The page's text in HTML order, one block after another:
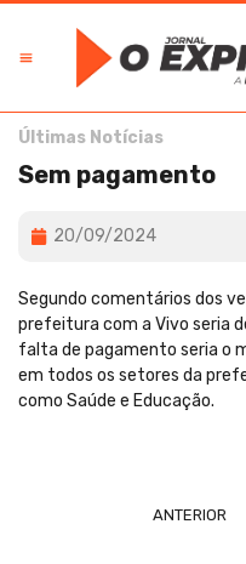
Últimas Notícias
Sem pagamento
20/09/2024
Segundo comentários dos
prefeitura com a Vivo seria
falta de pagamento seria o
em todos os setores da
como Saúde e Educação.
ANTERIOR